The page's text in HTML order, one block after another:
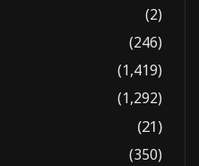
(2)
(246)
(1,419)
(1,292)
(21)
(350)